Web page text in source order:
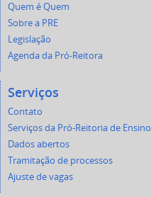
Quem é Quem
Sobre a PRE
Legislação
Agenda da Pró-Reitora
Serviços
Contato
Serviços da Pró-Reitoria de Ensino
Dados abertos
Tramitação de processos
Ajuste de vagas